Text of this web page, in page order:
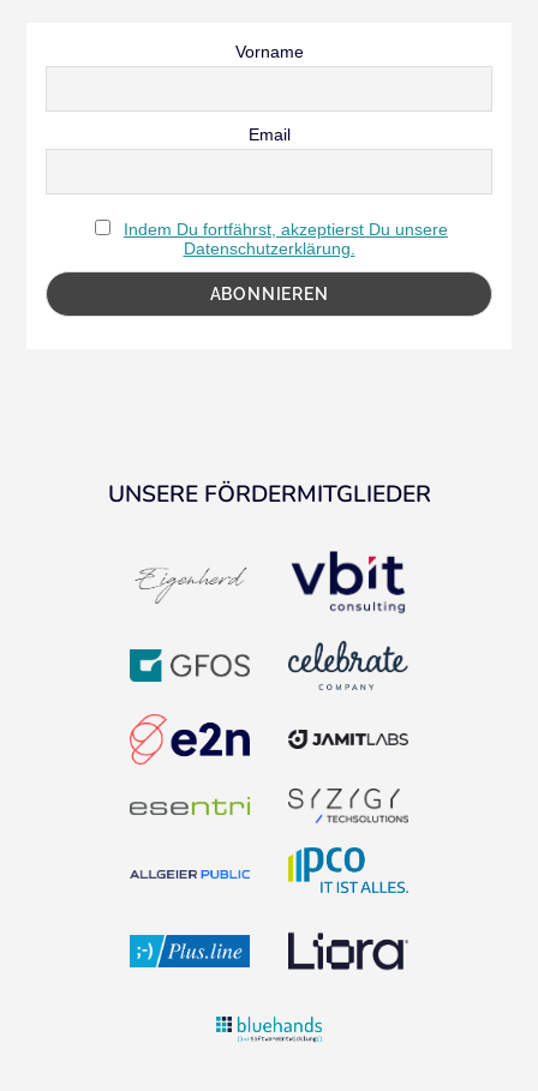
Vorname
Email
Indem Du fortfährst, akzeptierst Du unsere
Datenschutzerklärung.
UNSERE FÖRDERMITGLIEDER